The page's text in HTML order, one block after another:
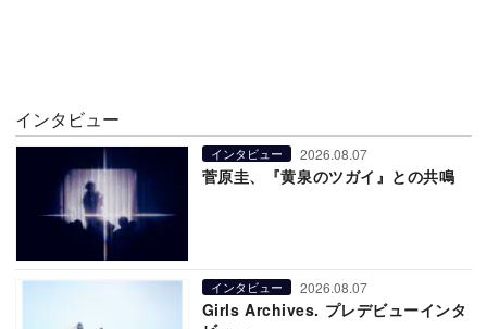
インタビュー
インタビュー 2026.08.07
菅原圭、『黄泉のツガイ』との共鳴
インタビュー 2026.08.07
Girls Archives. プレデビューインタ